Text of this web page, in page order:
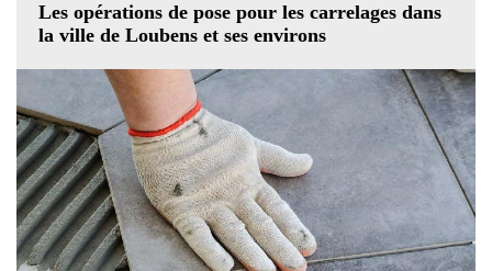
Les opérations de pose pour les carrelages dans
la ville de Loubens et ses environs